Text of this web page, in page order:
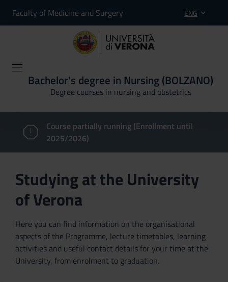
Faculty of Medicine and Surgery ENG
Bachelor's degree in Nursing (BOLZANO)
Degree courses in nursing and obstetrics
Course partially running (Enrollment until
2025/2026)
Studying at the University
of Verona
Here you can find information on the organisational
aspects of the Programme, lecture timetables, learning
activities and useful contact details for your time at the
University, from enrolment to graduation.